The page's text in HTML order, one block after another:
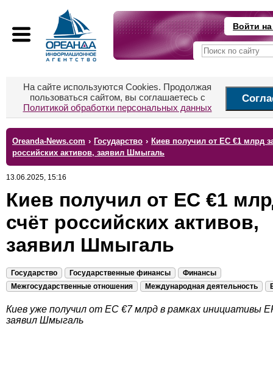
Войти
На сайте используются Cookies. Продолжая
пользоваться сайтом, вы соглашаетесь с
Политикой обработки персональных данных
Oreanda-News.com › Государство › Киев получил от ЕС €1 млрд
российских активов, заявил Шмыгаль
13.06.2025, 15:16
Киев получил от ЕС €1
счёт российских активов,
заявил Шмыгаль
Государство Государственные финансы
Финансы
Межгосударственные отношения
Международная деятельность
Киев уже получил от ЕС €7 млрд в рамках инициативы
заявил Шмыгаль